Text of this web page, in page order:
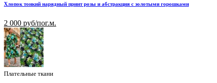
Хлопок тонкий нарядный принт розы и абстракция с золотыми горошками
2 000 руб/пог.м.
Плательные ткани